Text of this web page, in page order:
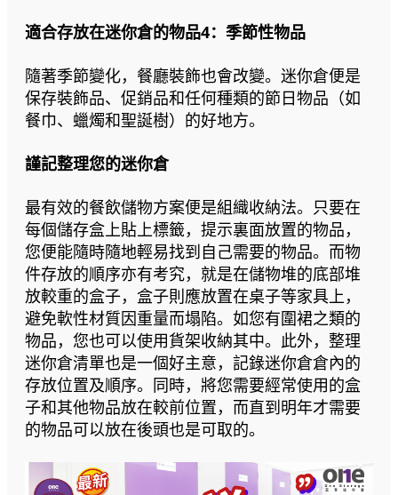
適合存放在迷你倉的物品4：季節性物品
隨著季節變化，餐廳裝飾也會改變。迷你倉便是
保存裝飾品、促銷品和任何種類的節日物品（如
餐巾、蠟燭和聖誕樹）的好地方。
謹記整理您的迷你倉
最有效的餐飲儲物方案便是組織收納法。只要在
每個儲存盒上貼上標籤，提示裏面放置的物品，
您便能隨時隨地輕易找到自己需要的物品。而物
件存放的順序亦有考究，就是在儲物堆的底部堆
放較重的盒子，盒子則應放置在桌子等家具上，
避免軟性材質因重量而塌陷。如您有圍裙之類的
物品，您也可以使用貨架收納其中。此外，整理
迷你倉清單也是一個好主意，記錄迷你倉倉內的
存放位置及順序。同時，將您需要經常使用的盒
子和其他物品放在較前位置，而直到明年才需要
的物品可以放在後頭也是可取的。